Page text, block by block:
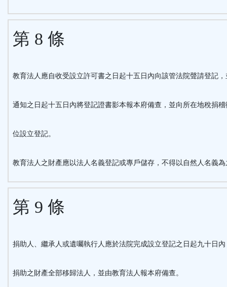
第 8 條
教育法人應自收受設立許可書之日起十五日內向該管法院聲請登記
通知之日起十五日內將登記證書影本報本府備查，並向所在地稅捐
位設立登記。
教育法人之財產應以法人名義登記或專戶儲存，不得以自然人名義為
第 9 條
捐助人、繼承人或遺囑執行人應於法院完成設立登記之日起九十日內
捐助之財產全部移歸法人，並由教育法人報本府備查。